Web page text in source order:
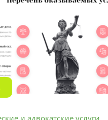
и адвокатские услуги